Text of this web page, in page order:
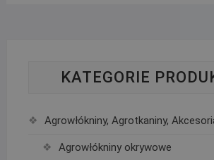
KATEGORIE
Agrowłókniny, Agrotkaniny,
Agrowłókniny okrywowe